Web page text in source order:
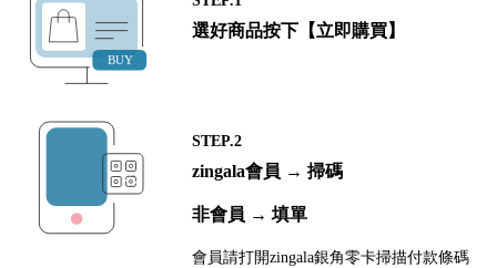
選好商品按下【立即購買】
STEP.2
zingala會員 → 掃碼
非會員 → 填單
會員請打開zingala銀角零卡掃描付款條碼